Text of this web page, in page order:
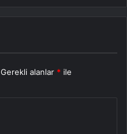
Gerekli alanlar * ile